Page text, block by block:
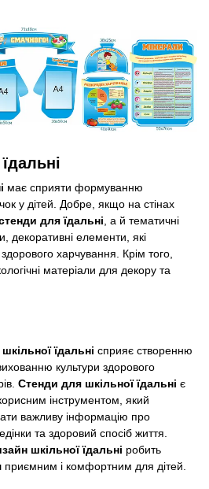
має сприяти формуванню
у дітей. Добре, якщо на стінах
для їдальні , а й тематичні
декоративні елементи, які
харчування. Крім того,
матеріали для декору та
їдальні сприяє створенню
культури здорового
Стенди для шкільної їдальні є
інструментом, який
важливу інформацію про
та здоровий спосіб життя.
шкільної їдальні робить
приємним і комфортним для дітей.